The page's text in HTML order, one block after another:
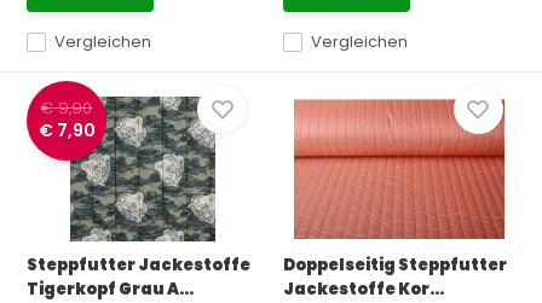
Vergleichen Vergleichen
€ 9,90
€ 7,90
Steppfutter Jackestoffe
Tigerkopf Grau A...
Doppelseitig Steppfutter
Jackestoffe Kor...